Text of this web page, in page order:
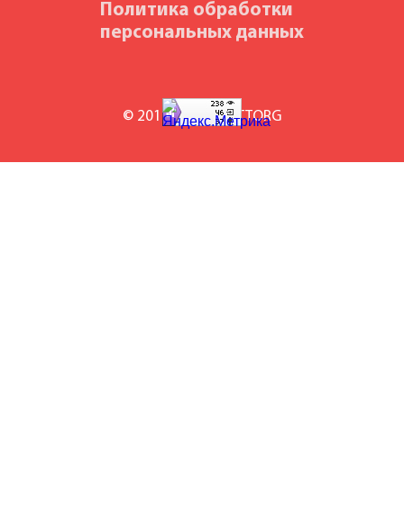
Политика обработки
персональных данных
© 2010-2026 BILETTORG